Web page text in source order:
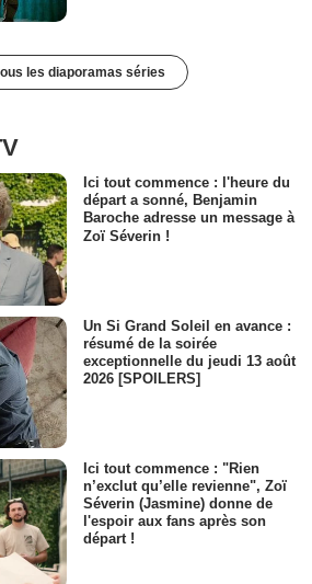
les diaporamas séries
Ici tout commence : l'heure du
départ a sonné, Benjamin
Baroche adresse un message à
Zoï Séverin !
Un Si Grand Soleil en avance :
résumé de la soirée
exceptionnelle du jeudi 13 août
2026 [SPOILERS]
Ici tout commence : "Rien
n’exclut qu’elle revienne", Zoï
Séverin (Jasmine) donne de
l'espoir aux fans après son
départ !